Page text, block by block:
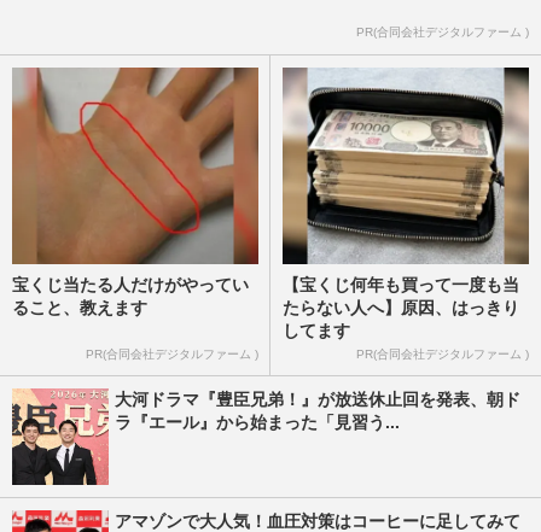
PR(合同会社デジタルファーム )
宝くじ当たる人だけがやってい
ること、教えます
PR(合同会社デジタルファーム )
【宝くじ何年も買って一度も当
たらない人へ】原因、はっきり
してます
PR(合同会社デジタルファーム )
大河ドラマ『豊臣兄弟！』が放送休止回を発表、朝ド
ラ『エール』から始まった「見習う...
アマゾンで大人気！血圧対策はコーヒーに足してみて